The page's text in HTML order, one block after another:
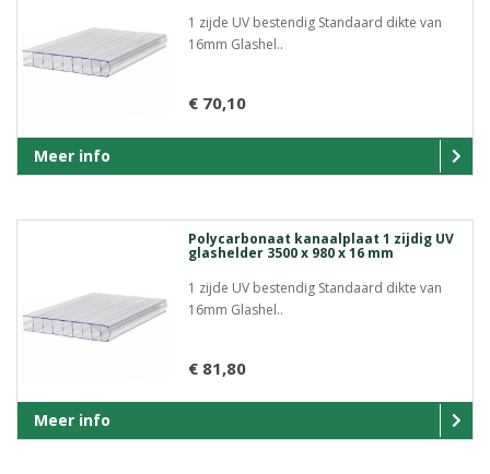
1 zijde UV bestendig Standaard dikte van
16mm Glashel..
€ 70,10
Meer info
Polycarbonaat kanaalplaat 1 zijdig UV
glashelder 3500 x 980 x 16 mm
1 zijde UV bestendig Standaard dikte van
16mm Glashel..
€ 81,80
Meer info